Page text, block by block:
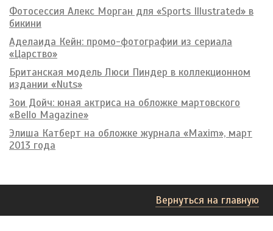
Фотосессия Алекс Морган для «Sports Illustrated» в
бикини
Аделаида Кейн: промо-фотографии из сериала
«Царство»
Британская модель Люси Пиндер в коллекционном
издании «Nuts»
Зои Дойч: юная актриса на обложке мартовского
«Bello Magazine»
Элиша Катберт на обложке журнала «Maxim», март
2013 года
Вернуться на главную